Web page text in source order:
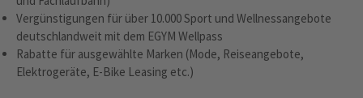
Vergünstigungen für über 10.000 Sport und Wellnessangebote
deutschlandweit mit dem EGYM Wellpass
Rabatte für ausgewählte Marken (Mode, Reiseangebote,
Elektrogeräte, E-Bike Leasing etc.)